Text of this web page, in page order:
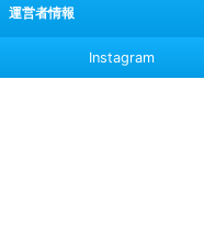
運営者情報
Instagram